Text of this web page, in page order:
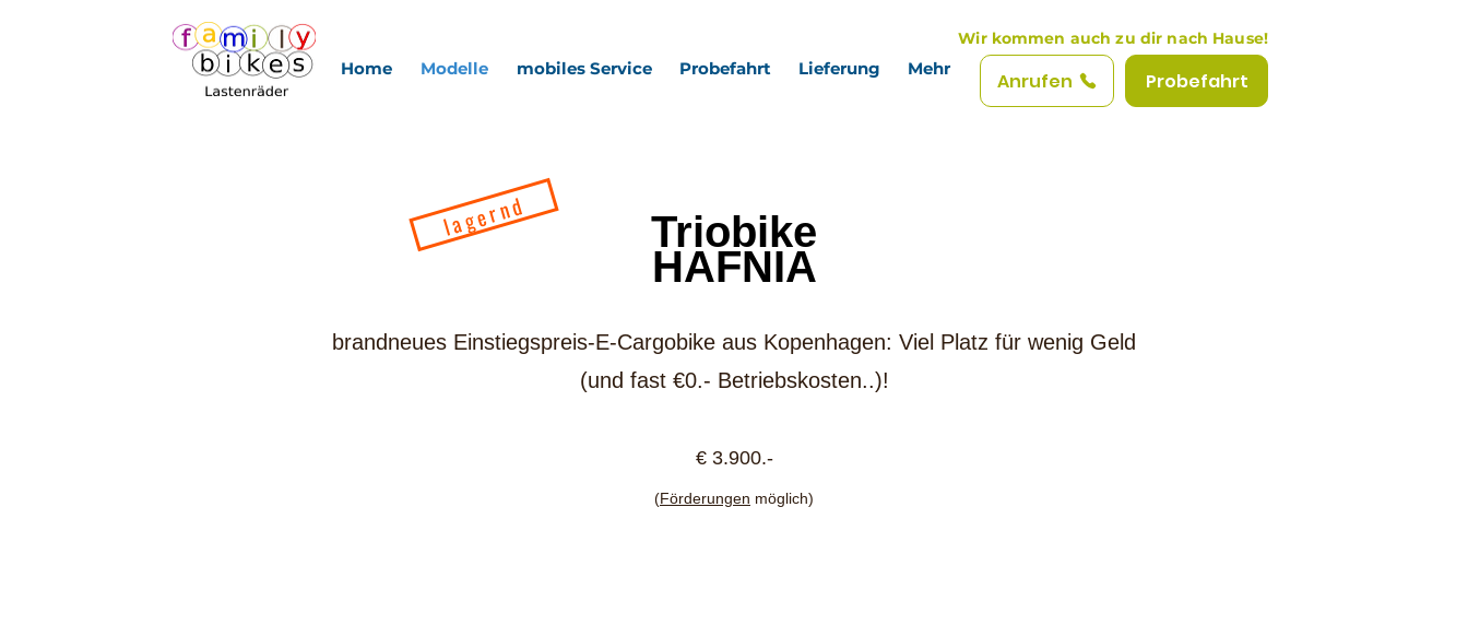
Wir kommen auch zu dir nach Hause!
Anrufen Probefahrt
Home Modelle mobiles Service Probefahrt Lieferung Mehr
lagernd Triobike
HAFNIA
brandneues Einstiegspreis-E-Cargobike aus Kopenhagen: Viel Platz für wenig Geld
(und fast €0.- Betriebskosten..)!
€ 3.900.-
(Förderungen möglich)